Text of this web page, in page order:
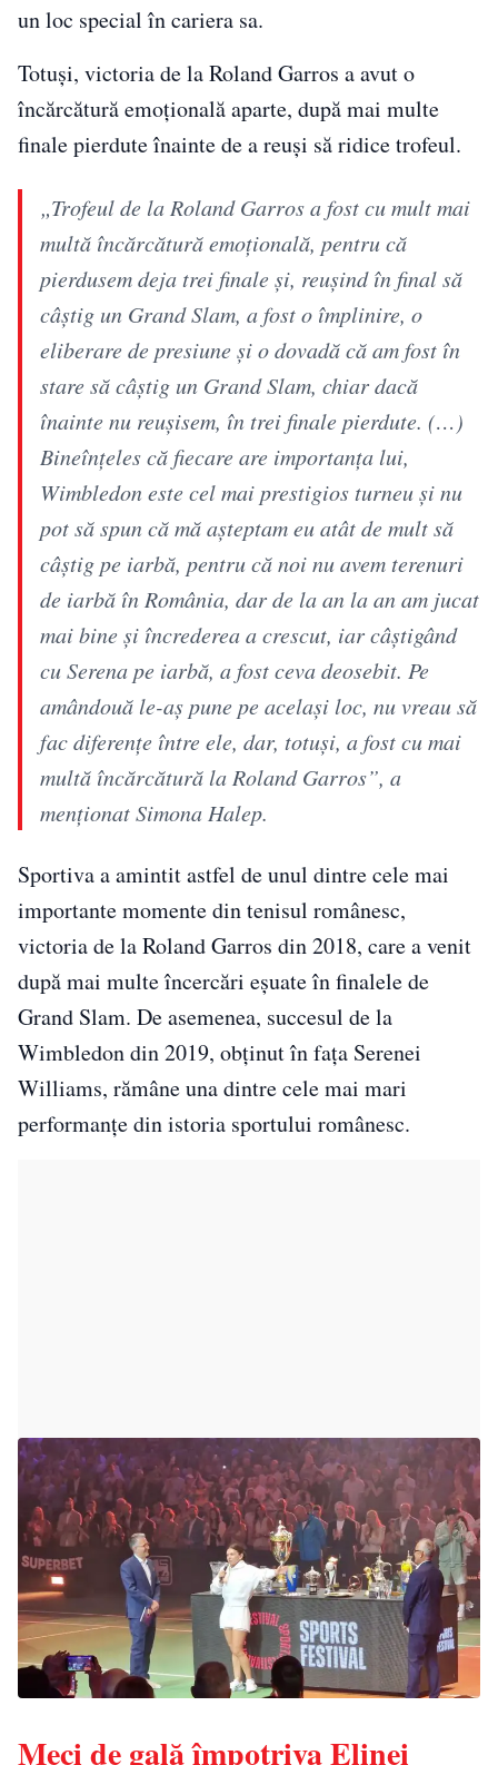
un loc special în cariera sa.
Totuși, victoria de la Roland Garros a avut o
încărcătură emoțională aparte, după mai multe
finale pierdute înainte de a reuși să ridice trofeul.
„Trofeul de la Roland Garros a fost cu mult mai
multă încărcătură emoțională, pentru că
pierdusem deja trei finale și, reușind în final să
câștig un Grand Slam, a fost o împlinire, o
eliberare de presiune și o dovadă că am fost în
stare să câștig un Grand Slam, chiar dacă
înainte nu reușisem, în trei finale pierdute. (…)
Bineînțeles că fiecare are importanța lui,
Wimbledon este cel mai prestigios turneu și nu
pot să spun că mă așteptam eu atât de mult să
câștig pe iarbă, pentru că noi nu avem terenuri
de iarbă în România, dar de la an la an am jucat
mai bine și încrederea a crescut, iar câștigând
cu Serena pe iarbă, a fost ceva deosebit. Pe
amândouă le-aș pune pe același loc, nu vreau să
fac diferențe între ele, dar, totuși, a fost cu mai
multă încărcătură la Roland Garros”, a
menționat Simona Halep.
Sportiva a amintit astfel de unul dintre cele mai
importante momente din tenisul românesc,
victoria de la Roland Garros din 2018, care a venit
după mai multe încercări eșuate în finalele de
Grand Slam. De asemenea, succesul de la
Wimbledon din 2019, obținut în fața Serenei
Williams, rămâne una dintre cele mai mari
performanțe din istoria sportului românesc.
Meci de gală împotriva Elinei